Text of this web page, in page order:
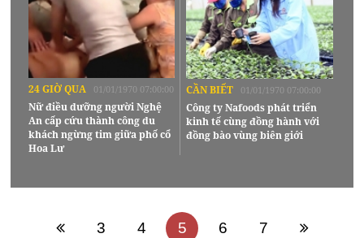
24 GIỜ QUA 01/01/1970 07:00:00
Nữ điều dưỡng người Nghệ
An cấp cứu thành công du
khách ngừng tim giữa phố cổ
Hoa Lư
CẦN BIẾT 01/01/1970 07:00:00
Công ty Nafoods phát triển
kinh tế cùng đồng hành với
đồng bào vùng biên giới
3 4 5 6 7